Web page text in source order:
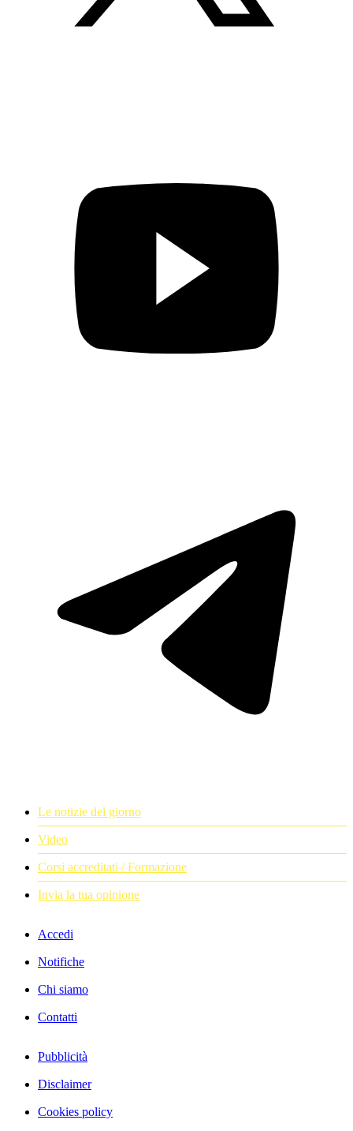
Le notizie del giorno
Video
Corsi accreditati / Formazione
Invia la tua opinione
Accedi
Notifiche
Chi siamo
Contatti
Pubblicità
Disclaimer
Cookies policy